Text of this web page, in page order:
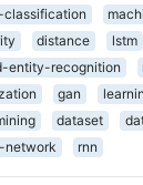
classification
distance lstm
entity-recognition
gan
dataset
network
rnn